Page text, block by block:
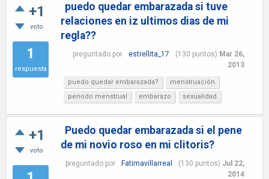
+1
voto
1
respuesta
puedo quedar embarazada si tuve
relaciones en iz ultimos dias de mi
regla??
preguntado por estrellita_17 (130 puntos) Mar 26,
2013
puedo quedar embarazada?
menstruación
periodo menstrual
embarazo sexualidad
+1
voto
Puedo quedar embarazada si el pene
de mi novio roso en mi clitoris?
preguntado por Fatimavillarreal (130 puntos) Jul 22,
2014